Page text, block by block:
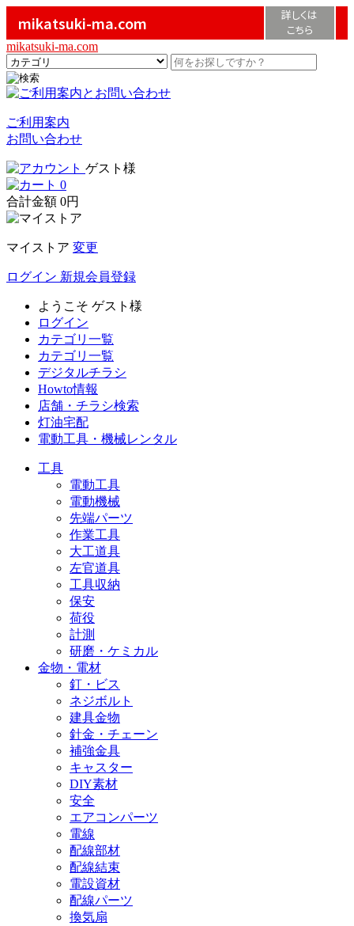
mikatsuki-ma.com
詳しくは
こちら
mikatsuki-ma.com
ご利用案内
お問い合わせ
ゲスト様
0
合計金額 0円
マイストア 変更
ログイン 新規会員登録
ようこそ ゲスト様
ログイン
カテゴリ一覧
カテゴリ一覧
デジタルチラシ
Howto情報
店舗・チラシ検索
灯油宅配
電動工具・機械レンタル
工具
電動工具
電動機械
先端パーツ
作業工具
大工道具
左官道具
工具収納
保安
荷役
計測
研磨・ケミカル
金物・電材
釘・ビス
ネジボルト
建具金物
針金・チェーン
補強金具
キャスター
DIY素材
安全
エアコンパーツ
電線
配線部材
配線結束
電設資材
配線パーツ
換気扇